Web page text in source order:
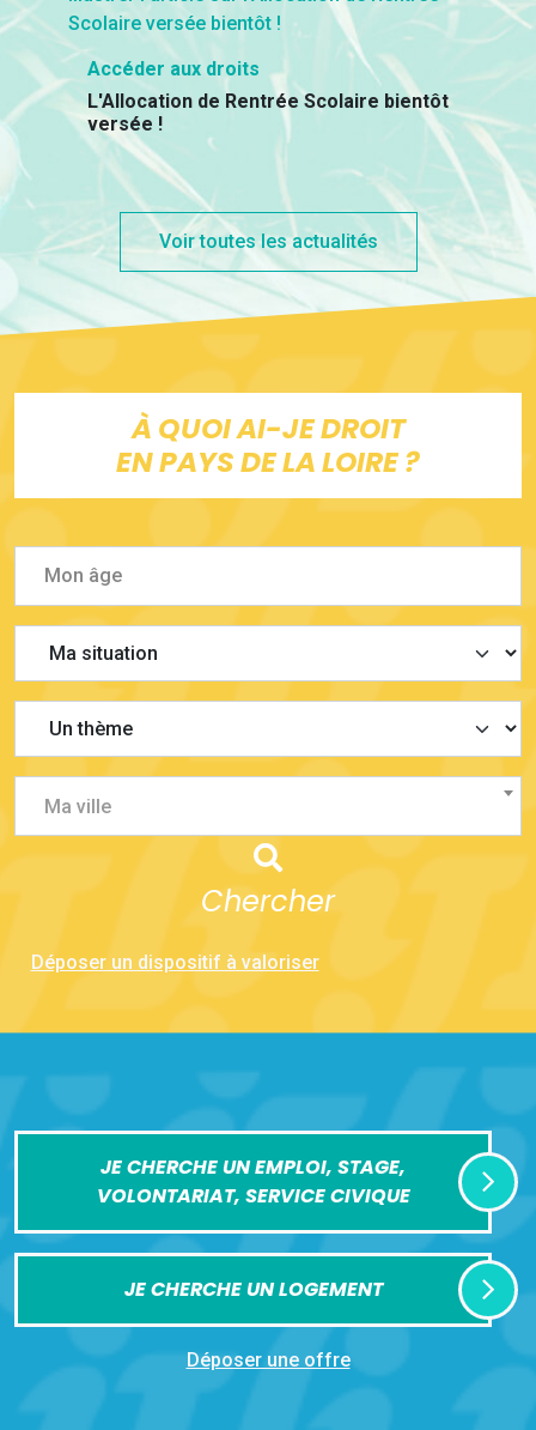
Accéder aux droits
L'Allocation de Rentrée Scolaire bientôt
versée !
Voir toutes les actualités
À QUOI AI-JE DROIT
EN PAYS DE LA LOIRE ?
Ma ville
Chercher
Déposer un dispositif à valoriser
JE CHERCHE UN EMPLOI, STAGE,
VOLONTARIAT, SERVICE CIVIQUE
JE CHERCHE UN LOGEMENT
Déposer une offre